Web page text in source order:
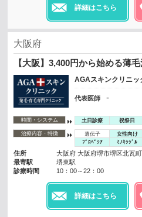
詳細はこちら
大阪府
【大阪】3,400円から始める薄
AGAスキンクリニッ
代表医師 -
時間・システム 土日診療 祝祭日
治療内容・特徴 遺伝子 女性向け
ﾌﾟﾛﾍﾟｼｱ
ﾐﾉｷｼｼﾞﾙ
住所
大阪府 大阪府堺市堺区北瓦
最寄駅
堺東駅
診療時間
10：00～22：00
詳細はこちら